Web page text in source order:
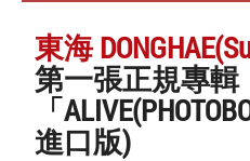
東海
第一張正規專輯
「
進口版)